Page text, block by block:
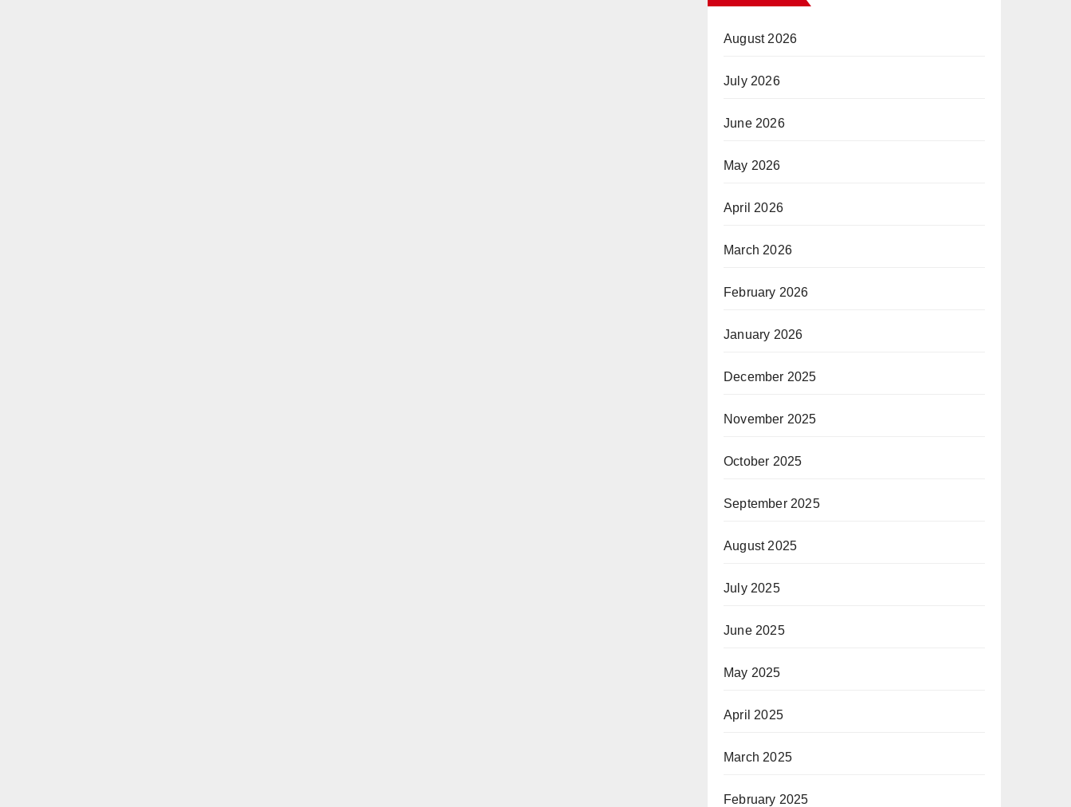
August 2026
July 2026
June 2026
May 2026
April 2026
March 2026
February 2026
January 2026
December 2025
November 2025
October 2025
September 2025
August 2025
July 2025
June 2025
May 2025
April 2025
March 2025
February 2025